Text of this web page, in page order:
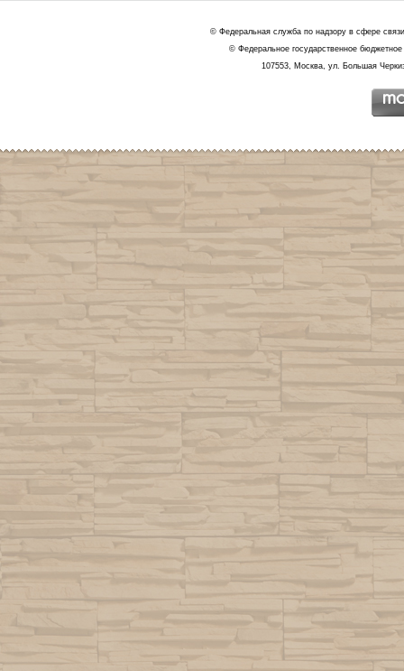
© Федеральная служба по надзору в сфере
© Федеральное государственное
107553, Москва, ул. Большая